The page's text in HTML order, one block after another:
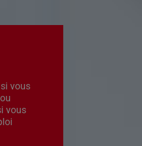
vous
vous